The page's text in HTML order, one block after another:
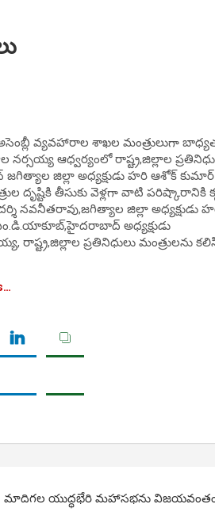
వ్యవహారాల శాఖల మంత్రులుగా
నర్సయ్య ఆధ్వర్యంలో రాష్ట్ర,జిల్లాల
జిల్లా అధ్యక్షుడు హరి ఆశోక్
దృష్టికి తీసుకు వెళ్లగా వాటి పరిష్కారానికి
నవనీతరావు,జగిత్యాల జిల్లా అధ్యక్షుడు
అధ్యక్షుడు
రాష్ట్ర,జిల్లాల ప్రతినిధులు మంత్రులను
మాదిగల యుద్ధభేరి మహాసభను